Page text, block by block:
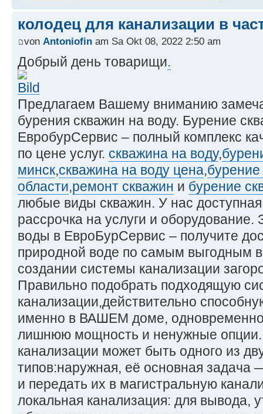
колодец для канализации в
von Antoniofin am Sa Okt 08, 2022 2:50 am
Добрый день товарищи.
Предлагаем Вашему вниманию
бурения скважин на воду. Бурение
ЕвробурСервис – полный комплекс
по цене услуг. скважина на воду,
минск,скважина на воду цена,
области,ремонт скважин и бурение
любые виды скважин. У нас
рассрочка на услуги и оборудование.
воды в ЕвроБурСервис – получите
природной воде по самым выгодным
создании системы канализации
Правильно подобрать подходящую
канализации,действительно
именно в ВАШЕМ доме, одновременно
лишнюю мощность и ненужные
канализации может быть одного из
типов:наружная, её основная задача
и передать их в магистральную
локальная канализация: для вывода,